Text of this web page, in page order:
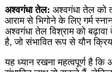
अश्वगंधा तेल: अश्वगंधा तेल को
आराम से भिगोने के लिए गर्म
अश्वगंधा तेल विश्राम को
है, जो संभावित रूप से यौन
यह ध्यान रखना महत्वपूर्ण है